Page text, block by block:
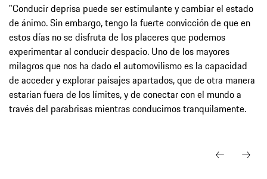
"Conducir deprisa puede ser estimulante y cambiar el estado
de ánimo. Sin embargo, tengo la fuerte convicción de que en
estos días no se disfruta de los placeres que podemos
experimentar al conducir despacio. Uno de los mayores
milagros que nos ha dado el automovilismo es la capacidad
de acceder y explorar paisajes apartados, que de otra manera
estarían fuera de los límites, y de conectar con el mundo a
través del parabrisas mientras conducimos tranquilamente.